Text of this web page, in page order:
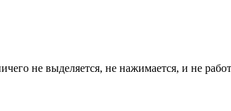
не выделяется, не нажимается, и не